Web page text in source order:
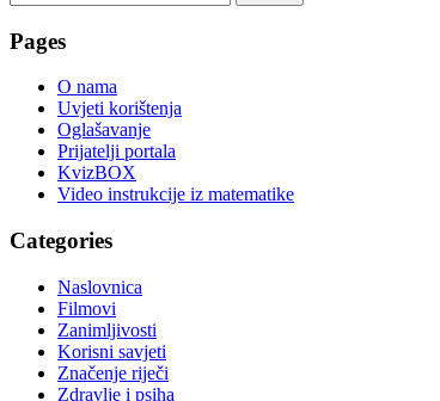
Pages
O nama
Uvjeti korištenja
Oglašavanje
Prijatelji portala
KvizBOX
Video instrukcije iz matematike
Categories
Naslovnica
Filmovi
Zanimljivosti
Korisni savjeti
Značenje riječi
Zdravlje i psiha